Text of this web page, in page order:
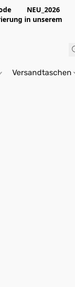
NEU_2026
in unserem
Versandtaschen